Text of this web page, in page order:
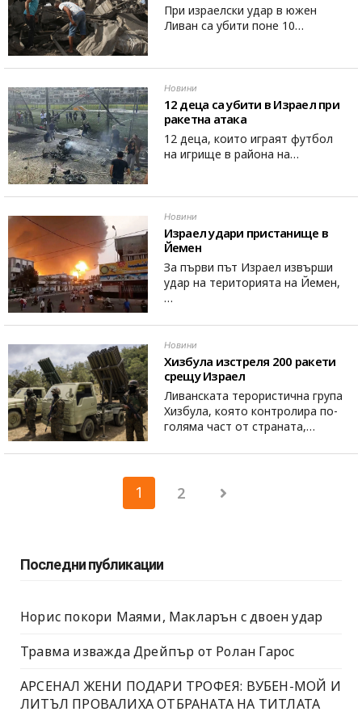
При израелски удар в южен
Ливан са убити поне 10…
Новини
12 деца са убити в Израел при
ракетна атака
12 деца, които играят футбол
на игрище в района на…
Новини
Израел удари пристанище в
Йемен
За първи път Израел извърши
удар на територията на Йемен,
…
Новини
Хизбула изстреля 200 ракети
срещу Израел
Ливанската терористична група
Хизбула, която контролира по-
голяма част от страната,…
на
страници
1 2
Последни публикации
Норис покори Маями, Макларън с двоен удар
Травма изважда Дрейпър от Ролан Гарос
АРСЕНАЛ ЖЕНИ ПОДАРИ ТРОФЕЯ: ВУБЕН-МОЙ И
ЛИТЪЛ ПРОВАЛИХА ОТБРАНАТА НА ТИТЛАТА